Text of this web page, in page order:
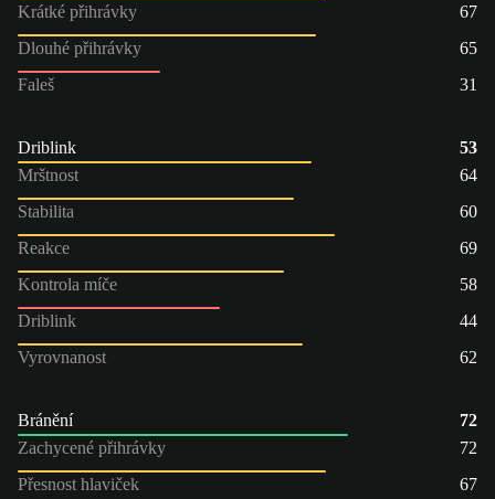
Krátké přihrávky
67
Dlouhé přihrávky
65
Faleš
31
Driblink
53
Mrštnost
64
Stabilita
60
Reakce
69
Kontrola míče
58
Driblink
44
Vyrovnanost
62
Bránění
72
Zachycené přihrávky
72
Přesnost hlaviček
67